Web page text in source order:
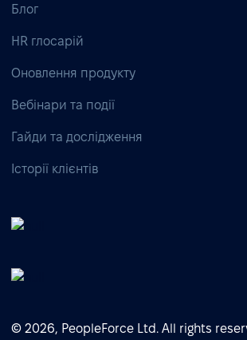
Блог
HR глосарій
Оновлення продукту
Вебінари та події
Гайди та дослідження
Історії клієнтів
© 2026, PeopleForce Ltd. All rights